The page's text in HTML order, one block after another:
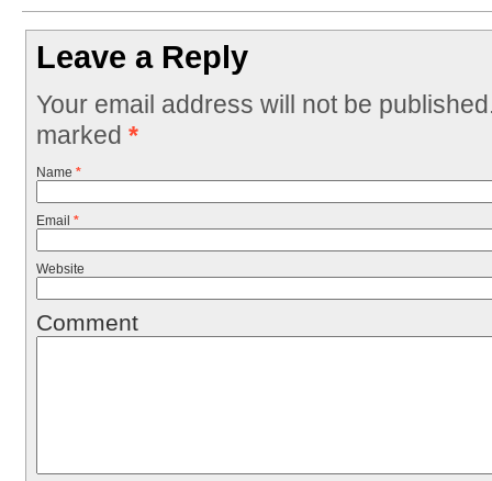
Leave a Reply
Your email address will not be
marked *
Name *
Email *
Website
Comment